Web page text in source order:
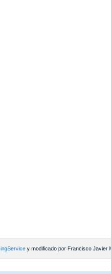
y modificado por Francisco Javier